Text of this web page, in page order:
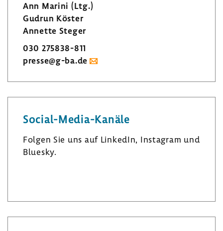
Ann Marini (Ltg.)
Gudrun Köster
Annette Steger
030 275838-​811
presse@g-ba.de
Social-​Media-Kanäle
Folgen Sie uns auf LinkedIn, Insta­gram und
Bluesky.
n
k
s
t
u
e